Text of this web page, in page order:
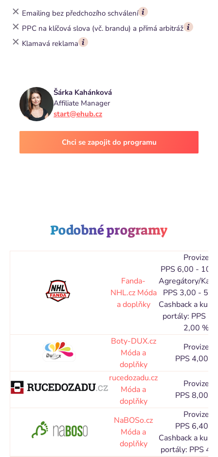
Emailing bez předchozího schválení
PPC na klíčová slova (vč. brandu) a přímá arbitráž
Klamavá reklama
Šárka Kahánková
Affiliate Manager
start@ehub.cz
Chci se zapojit do programu
Podobné programy
Fanda-
NHL.cz Móda
a doplňky
Provize
PPS 6,00 -
Agregátory/
PPS 3,00 -
Cashback a
portály: PPS
2,00 %
Boty-DUX.cz
Móda a
doplňky
Provize
PPS 4,00 %
rucedozadu.cz
Móda a
doplňky
Provize
PPS 8,00 %
NaBOSo.cz
Móda a
doplňky
Provize
PPS 6,40 %
Cashback a
portály: PPS